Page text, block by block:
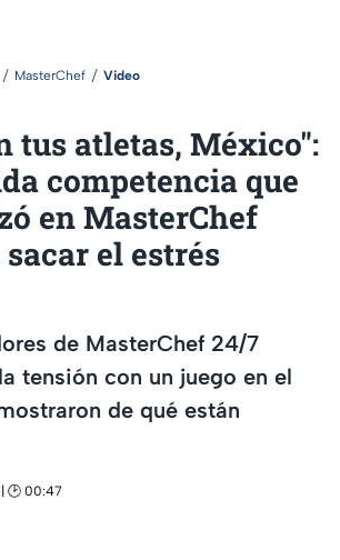
MasterChef Video
tus atletas, México":
competencia que
en MasterChef
el estrés
de MasterChef 24/7
tensión con un juego en el
de qué están
🕑 00:47